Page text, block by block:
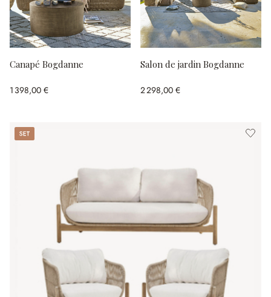
Canapé Bogdanne
1 398,00 €
Set
Salon de jardin Bogdanne
2 298,00 €